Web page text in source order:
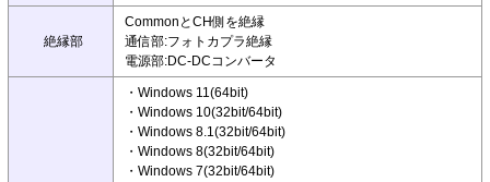
絶縁部
CommonとCH側を絶縁
通信部:フォトカプラ絶縁
電源部:DC-DCコンバータ
・Windows 11(64bit)
・Windows 10(32bit/64bit)
・Windows 8.1(32bit/64bit)
・Windows 8(32bit/64bit)
・Windows 7(32bit/64bit)